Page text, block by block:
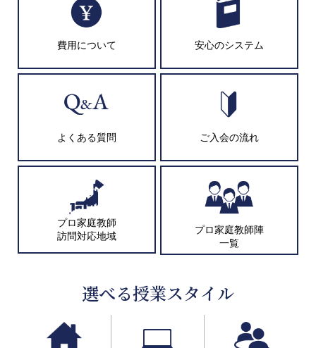
費用について 安心のシステム
よくある質問 ご入会の流れ
プロ家庭教師
訪問対応地域
プロ家庭教師陣
一覧
選べる授業スタイル